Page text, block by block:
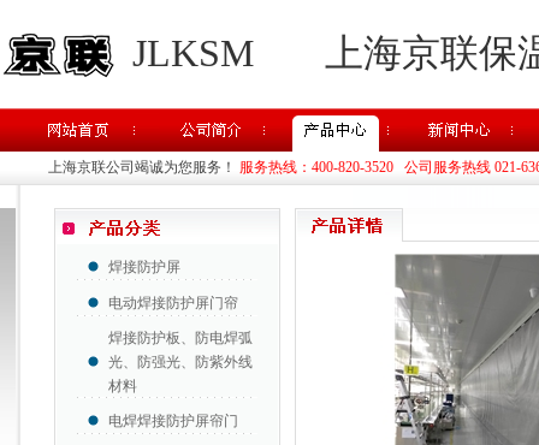
JLKSM 上海京联
上海京联公司竭诚为您服务！ 服务热线：400-820-3520 公司服务热线 021-
焊接防护屏
电动焊接防护屏门帘
焊接防护板、防电焊弧
光、防强光、防紫外线
材料
电焊焊接防护屏帘门